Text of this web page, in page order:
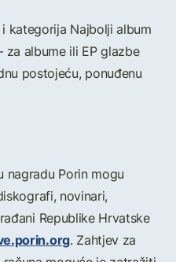
kategorija Najbolji album
za albume ili EP glazbe
postojeću, ponuđenu
nagradu Porin mogu
novinari,
Republike Hrvatske
. Zahtjev za